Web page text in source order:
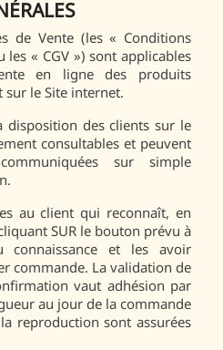
de Vente (les « Conditions
les « CGV ») sont applicables
en ligne des produits
sur le Site internet.
disposition des clients sur le
consultables et peuvent
sur simple
au client qui reconnaît, en
SUR le bouton prévu à
et les avoir
commande. La validation de
vaut adhésion par
au jour de la commande
reproduction sont assurées